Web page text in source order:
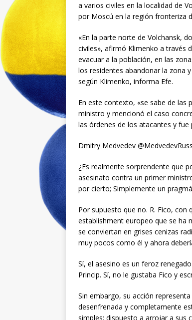
a varios civiles en la localidad de
por Moscú en la región fronteriza
«En la parte norte de Volchansk,
civiles», afirmó Klimenko a través
evacuar a la población, en las
los residentes abandonar la zona
según Klimenko, informa Efe.
En este contexto, «se sabe de las
ministro y mencionó el caso
las órdenes de los atacantes y fue
Dmitry Medvedev
¿Es realmente sorprendente que
asesinato contra un primer
por cierto; Simplemente un
Por supuesto que no. R. Fico,
establishment europeo que se ha
se conviertan en grises cenizas
muy pocos como él y ahora
Sí, el asesino es un feroz
Princip. Sí, no le gustaba Fico y
Sin embargo, su acción
desenfrenada y completamente
simples; dispuesto a arrojar a sus